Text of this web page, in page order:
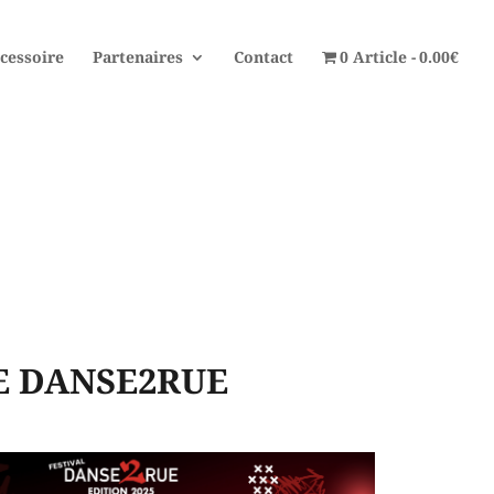
Partenaires Contact 0 Article 0.00€
DANSE2RUE